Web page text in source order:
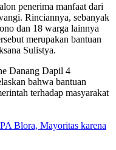
penerima manfaat dari
Rinciannya, sebanyak
dan 18 warga lainnya
merupakan bantuan
Sulistya.
Danang Dapil 4
bahwa bantuan
terhadap masyarakat
Blora, Mayoritas karena